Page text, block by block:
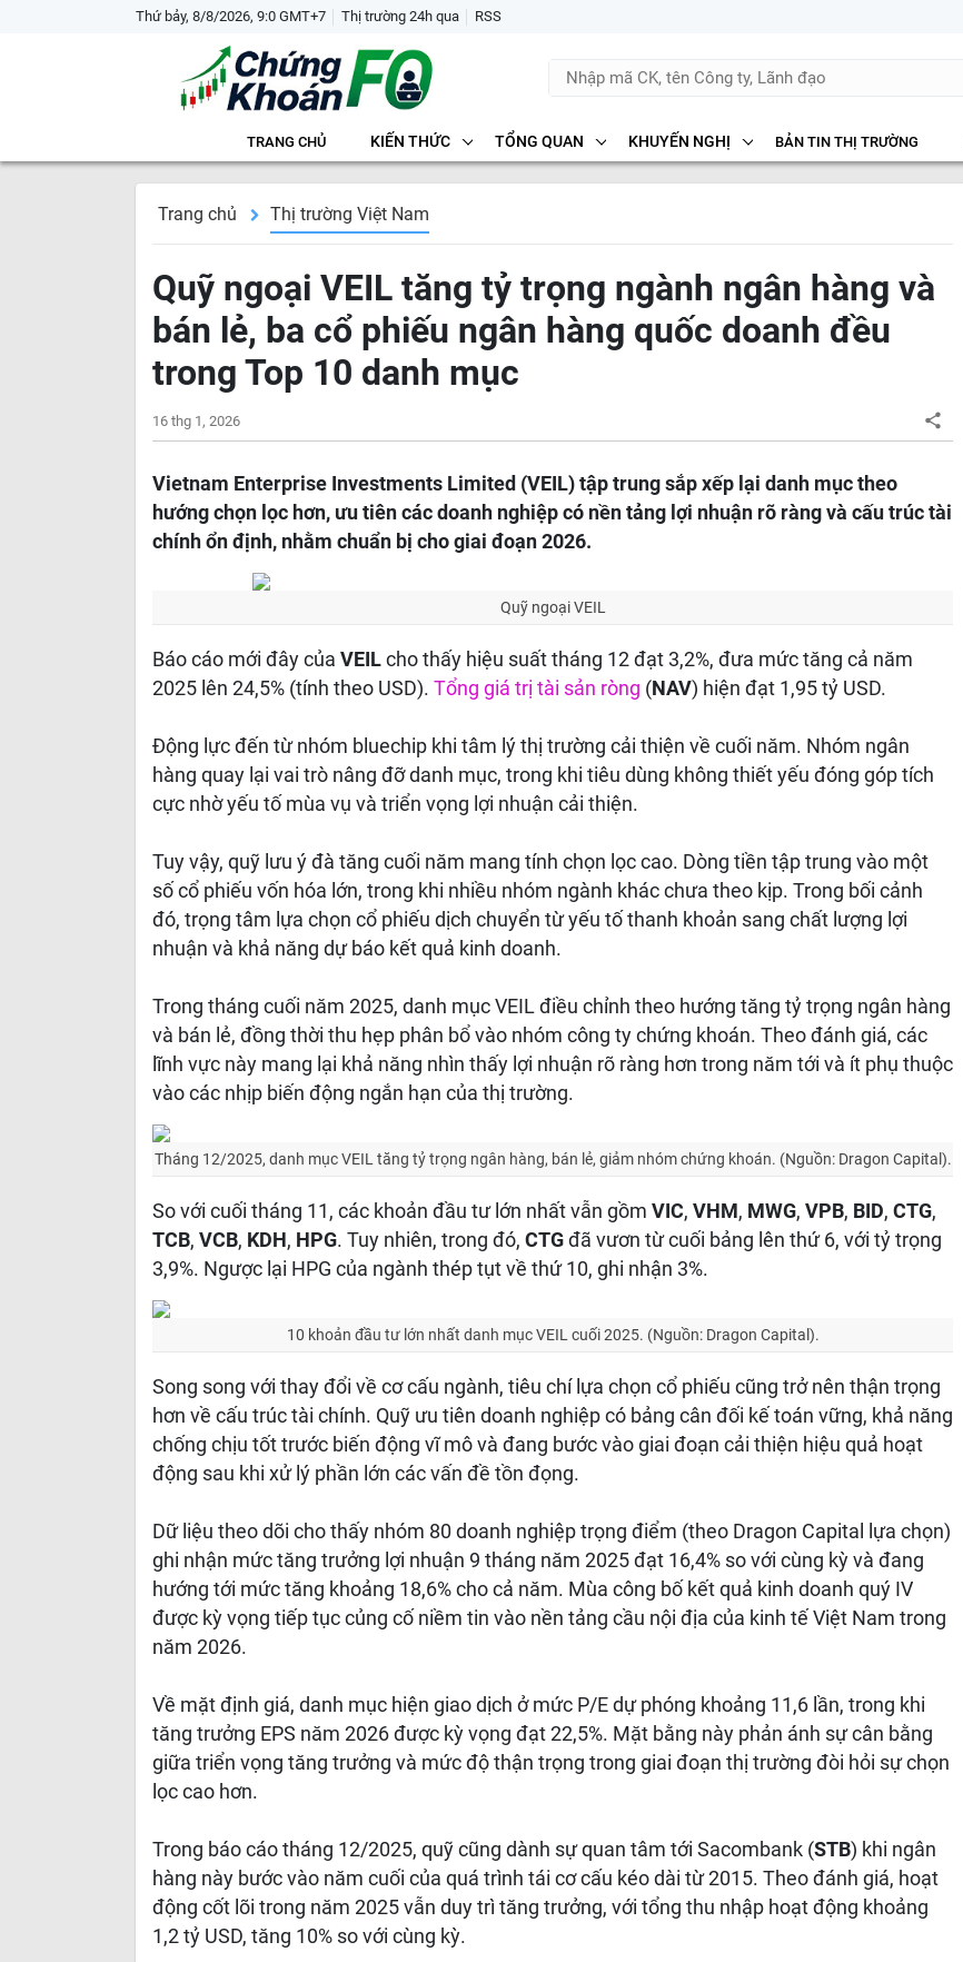
Thứ bảy, 8/8/2026, 9:0 GMT+7 Thị trường 24h qua RSS
TRANG CHỦ KIẾN THỨC TỔNG QUAN KHUYẾN NGHỊ BẢN TIN THỊ TRƯỜNG
Trang chủ Thị trường Việt Nam
Quỹ ngoại VEIL tăng tỷ trọng ngành ngân hàng và
bán lẻ, ba cổ phiếu ngân hàng quốc doanh đều
trong Top 10 danh mục
16 thg 1, 2026
Vietnam Enterprise Investments Limited (VEIL) tập trung sắp xếp lại danh mục theo
hướng chọn lọc hơn, ưu tiên các doanh nghiệp có nền tảng lợi nhuận rõ ràng và cấu trúc tài
chính ổn định, nhằm chuẩn bị cho giai đoạn 2026.
Quỹ ngoại VEIL
Báo cáo mới đây của VEIL cho thấy hiệu suất tháng 12 đạt 3,2%, đưa mức tăng cả năm
2025 lên 24,5% (tính theo USD). Tổng giá trị tài sản ròng (NAV) hiện đạt 1,95 tỷ USD.
Động lực đến từ nhóm bluechip khi tâm lý thị trường cải thiện về cuối năm. Nhóm ngân
hàng quay lại vai trò nâng đỡ danh mục, trong khi tiêu dùng không thiết yếu đóng góp tích
cực nhờ yếu tố mùa vụ và triển vọng lợi nhuận cải thiện.
Tuy vậy, quỹ lưu ý đà tăng cuối năm mang tính chọn lọc cao. Dòng tiền tập trung vào một
số cổ phiếu vốn hóa lớn, trong khi nhiều nhóm ngành khác chưa theo kịp. Trong bối cảnh
đó, trọng tâm lựa chọn cổ phiếu dịch chuyển từ yếu tố thanh khoản sang chất lượng lợi
nhuận và khả năng dự báo kết quả kinh doanh.
Trong tháng cuối năm 2025, danh mục VEIL điều chỉnh theo hướng tăng tỷ trọng ngân hàng
và bán lẻ, đồng thời thu hẹp phân bổ vào nhóm công ty chứng khoán. Theo đánh giá, các
lĩnh vực này mang lại khả năng nhìn thấy lợi nhuận rõ ràng hơn trong năm tới và ít phụ thuộc
vào các nhịp biến động ngắn hạn của thị trường.
Tháng 12/2025, danh mục VEIL tăng tỷ trọng ngân hàng, bán lẻ, giảm nhóm chứng khoán. (Nguồn: Dragon Capital).
So với cuối tháng 11, các khoản đầu tư lớn nhất vẫn gồm VIC, VHM , MWG, VPB, BID, CTG,
TCB, VCB, KDH , HPG. Tuy nhiên, trong đó, CTG đã vươn từ cuối bảng lên thứ 6, với tỷ trọng
3,9%. Ngược lại HPG của ngành thép tụt về thứ 10, ghi nhận 3%.
10 khoản đầu tư lớn nhất danh mục VEIL cuối 2025. (Nguồn: Dragon Capital).
Song song với thay đổi về cơ cấu ngành, tiêu chí lựa chọn cổ phiếu cũng trở nên thận trọng
hơn về cấu trúc tài chính. Quỹ ưu tiên doanh nghiệp có bảng cân đối kế toán vững, khả năng
chống chịu tốt trước biến động vĩ mô và đang bước vào giai đoạn cải thiện hiệu quả hoạt
động sau khi xử lý phần lớn các vấn đề tồn đọng.
Dữ liệu theo dõi cho thấy nhóm 80 doanh nghiệp trọng điểm (theo Dragon Capital lựa chọn)
ghi nhận mức tăng trưởng lợi nhuận 9 tháng năm 2025 đạt 16,4% so với cùng kỳ và đang
hướng tới mức tăng khoảng 18,6% cho cả năm. Mùa công bố kết quả kinh doanh quý IV
được kỳ vọng tiếp tục củng cố niềm tin vào nền tảng cầu nội địa của kinh tế Việt Nam trong
năm 2026.
Về mặt định giá, danh mục hiện giao dịch ở mức P/E dự phóng khoảng 11,6 lần, trong khi
tăng trưởng EPS năm 2026 được kỳ vọng đạt 22,5%. Mặt bằng này phản ánh sự cân bằng
giữa triển vọng tăng trưởng và mức độ thận trọng trong giai đoạn thị trường đòi hỏi sự chọn
lọc cao hơn.
Trong báo cáo tháng 12/2025, quỹ cũng dành sự quan tâm tới Sacombank (STB) khi ngân
hàng này bước vào năm cuối của quá trình tái cơ cấu kéo dài từ 2015. Theo đánh giá, hoạt
động cốt lõi trong năm 2025 vẫn duy trì tăng trưởng, với tổng thu nhập hoạt động khoảng
1,2 tỷ USD, tăng 10% so với cùng kỳ.